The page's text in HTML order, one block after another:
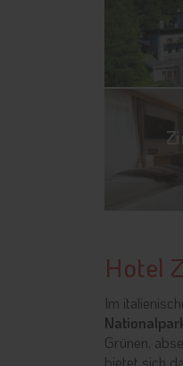
Hotel
Im
Grünen,
bietet sich